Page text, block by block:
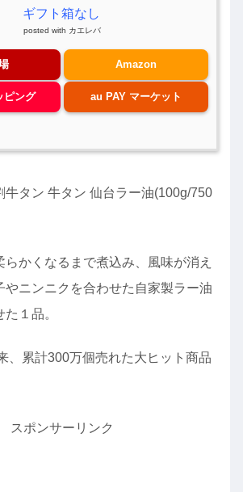
ギフト箱なし
posted with カエレバ
Amazon
ピング au PAY マーケット
牛タン 牛タン 仙台ラー油(100g/750
らかくなるまで煮込み、風味が消え
やニンニクを合わせた自家製ラー油
１品。
、累計300万個売れた大ヒット商品
スポンサーリンク